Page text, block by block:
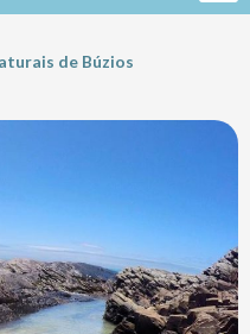
de Búzios